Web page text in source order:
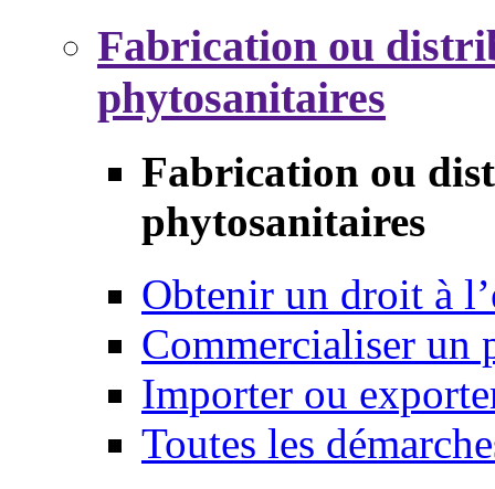
Fabrication ou
phytosanitaires
Fabrication ou
phytosanitaires
Obtenir un droit à
Commercialiser un
Importer ou
Toutes les